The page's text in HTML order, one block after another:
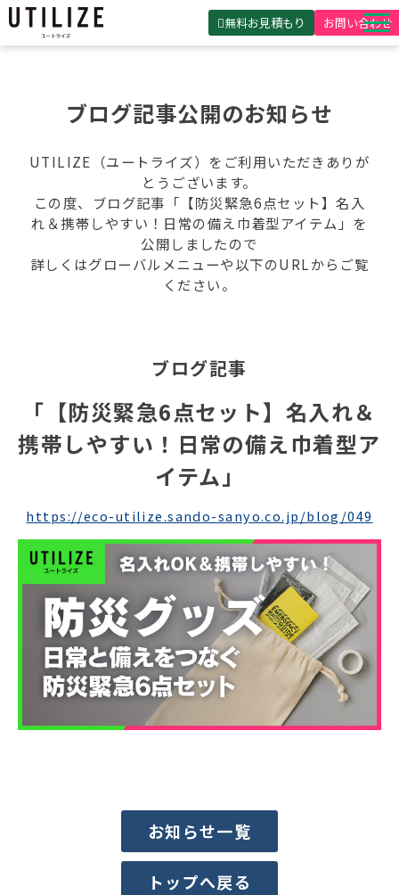
無料お見積もり お問い合わせ
選ばれる理由
事例紹介
会社概要
ブログ記事公開のお知らせ
UTILIZE（ユートライズ）をご利用いただきありが
とうございます。
この度、ブログ記事「【防災緊急6点セット】名入
れ＆携帯しやすい！日常の備え巾着型アイテム」を
公開しましたので
詳しくはグローバルメニューや以下のURLからご覧
ください。
ブログ記事
「【防災緊急6点セット】名入れ＆
携帯しやすい！日常の備え巾着型ア
イテム」
https://eco-utilize.sando-sanyo.co.jp/blog/049
お知らせ一覧
トップへ戻る